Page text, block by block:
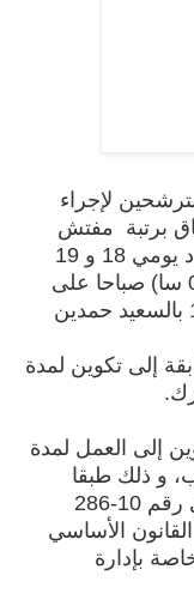
لإجراء
برتبة مفتش
رئيسي أن تاريخ إجراء المسابقة قد حدد يومي 18 و 19
مارس 2017 على الساعة السابعة ( 07 سا) صباحا على
مستوى كلية الحقوق / جامعة الجزائر 1 بالسعيد حمدين
إلى تكوين لمدة
إلى العمل لمدة
قا
لأحكام المادة 38 من المرسوم التنفيذي رقم 10-286
2010 المتضمن القانون الأساسي
بإدارة